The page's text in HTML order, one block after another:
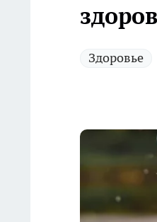
Здоровье